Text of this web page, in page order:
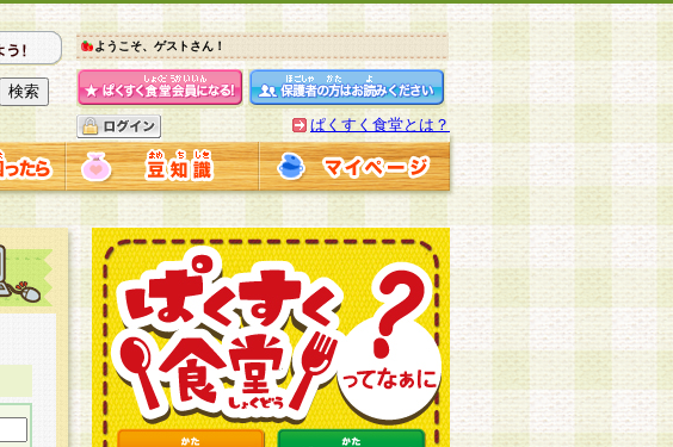
ようこそ、ゲストさん！
ぱくすく食堂とは？